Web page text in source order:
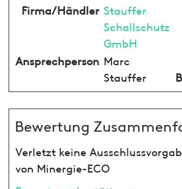
Firma/Händler Stauffer
Schallschutz
GmbH
Ansprechperson Marc
Stauffer
Bewertung
Verletzt keine
von Minergie-ECO